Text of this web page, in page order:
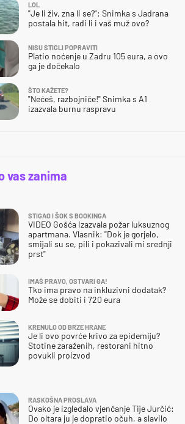
LOL
"Je li živ, zna li se?": Snimka s Jadrana
postala hit, radi li i vaš muž ovo?
NISU STIGLI POPRAVITI
Platio noćenje u Zadru 105 eura, a ovo
ga je dočekalo
ŠTO KAŽETE?
"Nećeš, razbojniče!" Snimka s A1
izazvala burnu raspravu
vas zanima
STIGAO I ŠOK S BOOKINGA
VIDEO Gošća izazvala požar luksuznog
apartmana. Vlasnik: "Dok je gorjelo,
smijali su se, pili i pokazivali mi srednji
prst"
IMAŠ PRAVO, OSTVARI GA!
Tko ima pravo na inkluzivni dodatak?
Može se dobiti i 720 eura
KRENULO OD BRZE HRANE
Je li ovo povrće krivo za epidemiju?
Stotine zaraženih, restorani hitno
povukli proizvod
RASKOŠNA PROSLAVA
Ovako je izgledalo vjenčanje Tije Jurčić:
Do oltara ju je dopratio očuh, a slavilo